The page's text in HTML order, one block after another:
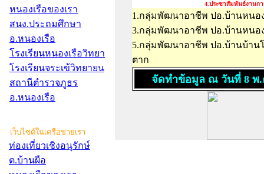
หนองเรือของเรา
สนง.ประถมศึกษา
อ.หนองเรือ
โรงเรียนหนองเรือวิทยา
โรงเรียนจระเข้วิทยายน
สถานีตำรวจภูธร
อ.หนองเรือ
เว็บไซต์ในเครือข่ายเรา
ท่องเที่ยวเชิงอนุรักษ์
ต.บ้านผือ
4.ประชาสัมพันธ์งานก
1.กลุ่มพัฒนาอาชีพ ปอ.บ้านหนอ
3.กลุ่มพัฒนาอาชีพ ปอ.บ้านหนอ
5.กลุ่มพัฒนาอาชีพ ปอ.บ้านบ้าน
ตาก
จัดทำข้อมูล ณ วันที่ 8 พ.